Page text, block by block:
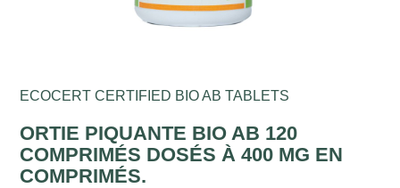
ECOCERT CERTIFIED BIO AB TABLETS
ORTIE PIQUANTE BIO AB 120
COMPRIMÉS DOSÉS À 400 MG EN
COMPRIMÉS.